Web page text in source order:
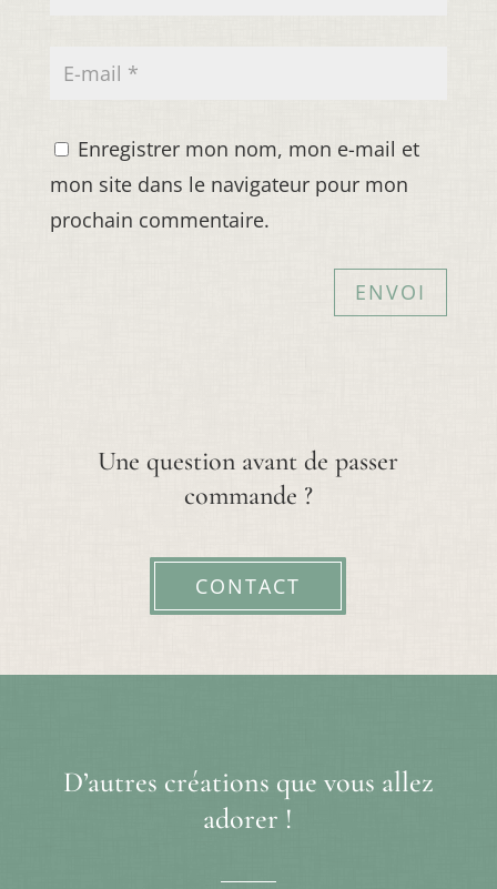
Enregistrer mon nom, mon e-mail et
mon site dans le navigateur pour mon
prochain commentaire.
ENVOI
Une question avant de passer
commande ?
CONTACT
D’autres créations que vous allez
adorer !